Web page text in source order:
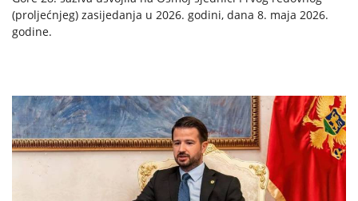
(proljećnjeg) zasijedanja u 2026. godini, dana 8. maja 2026.
godine.